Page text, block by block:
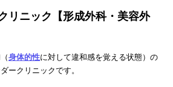
リニック【形成外科・美容外
身体的性に対して違和感を覚える状態）の
ークリニックです。